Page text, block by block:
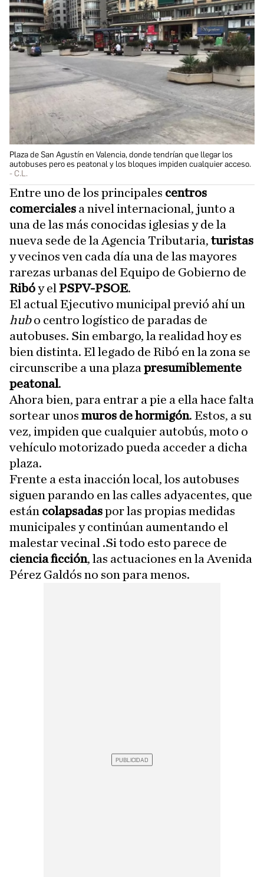
Plaza de San Agustín en Valencia, donde tendrían que llegar los
autobuses pero es peatonal y los bloques impiden cualquier acceso.
C.L.
Entre uno de los principales centros
comerciales a nivel internacional, junto a
una de las más conocidas iglesias y de la
nueva sede de la Agencia Tributaria, turistas
y vecinos ven cada día una de las mayores
rarezas urbanas del Equipo de Gobierno de
Ribóy el PSPV-PSOE.
El actual Ejecutivo municipal previó ahí un
hubo centro logístico de paradas de
autobuses. Sin embargo, la realidad hoy es
bien distinta. El legado de Ribó en la zona se
circunscribe a una plaza presumiblemente
peatonal.
Ahora bien, para entrar a pie a ella hace falta
sortear unos muros de hormigón. Estos, a su
vez, impiden que cualquier autobús, moto o
vehículo motorizado pueda acceder a dicha
plaza.
Frente a esta inacción local, los autobuses
siguen parando en las calles adyacentes, que
están colapsadaspor las propias medidas
municipales y continúan aumentando el
malestar vecinal .Si todo esto parece de
ciencia ficción, las actuaciones en la Avenida
Pérez Galdós no son para menos.